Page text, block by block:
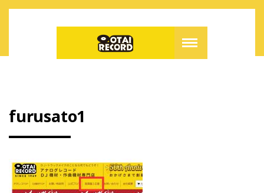
furusato1